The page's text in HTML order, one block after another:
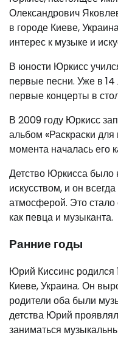
Олександрович
в городе Киеве,
интерес к музыке и
В юности Юркисс
первые песни. Уже в 14
первые концерты в
В 2009 году Юркисс
альбом «Раскраски
момента началась его
Детство Юркисса было
искусством, и он
атмосферой. Это стало
как певца и музыканта.
Ранние годы
Юрий Киссинс родился
Киеве, Украина. Он
родители оба были
детства Юрий
заниматься